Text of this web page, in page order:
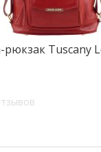
рюкзак Tuscany